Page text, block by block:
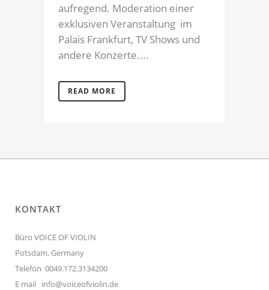
aufregend. Moderation einer
exklusiven Veranstaltung im
Palais Frankfurt, TV Shows und
andere Konzerte....
READ MORE
KONTAKT
Büro VOICE OF VIOLIN
Potsdam, Germany
Telefon 0049.172.3134200
E mail info@voiceofviolin.de